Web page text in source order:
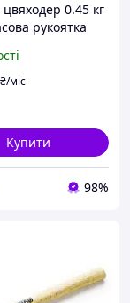
0.45 кг
рукоятка
₴/міс
Купити
98%